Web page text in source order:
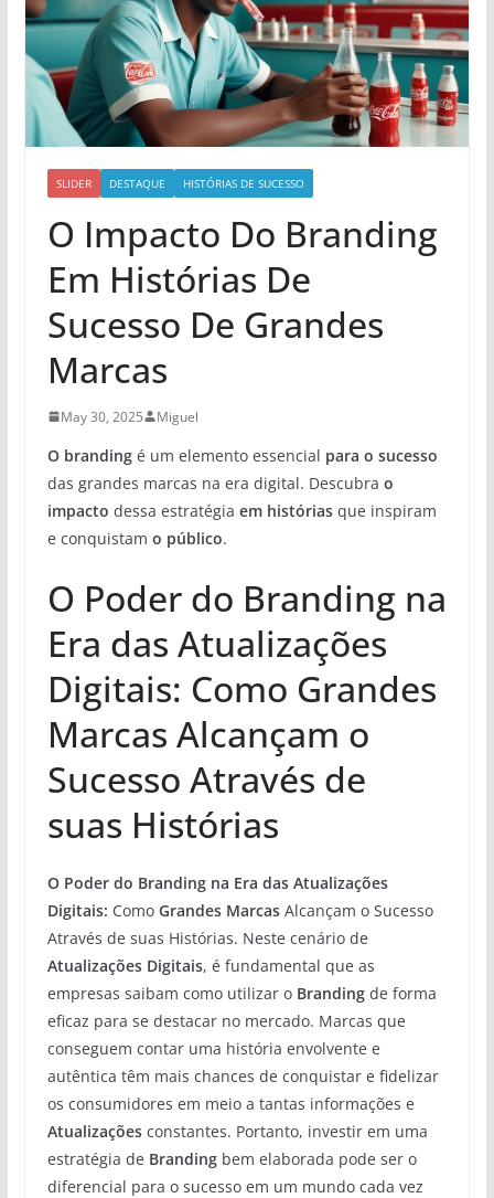
SLIDER DESTAQUE HISTÓRIAS DE SUCESSO
O Impacto Do Branding
Em Histórias De
Sucesso De Grandes
Marcas
May 30, 2025 Miguel
O brandingé um elemento essencial para o sucesso
das grandes marcas na era digital. Descubra o
impacto dessa estratégia em históriasque inspiram
e conquistam o público.
O Poder do Branding na
Era das Atualizações
Digitais: Como Grandes
Marcas Alcançam o
Sucesso Através de
suas Histórias
O Poder do Branding na Era das Atualizações
Digitais: Como Grandes MarcasAlcançam o Sucesso
Através de suas Histórias. Neste cenário de
Atualizações Digitais, é fundamental que as
empresas saibam como utilizar o Brandingde forma
eficaz para se destacar no mercado. Marcas que
conseguem contar uma história envolvente e
autêntica têm mais chances de conquistar e fidelizar
os consumidores em meio a tantas informações e
Atualizaçõesconstantes. Portanto, investir em uma
estratégia de Brandingbem elaborada pode ser o
diferencial para o sucesso em um mundo cada vez